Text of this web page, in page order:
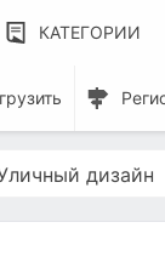
КАТЕГОРИИ
дизайн